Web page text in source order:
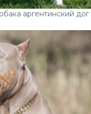
аргентинский дог